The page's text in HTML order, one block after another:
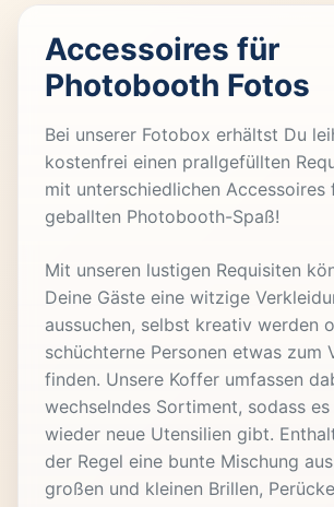
Accessoires für
Photobooth Fotos
Bei unserer Fotobox erhältst Du
kostenfrei einen prallgefüllten
mit unterschiedlichen Accessoires
geballten Photobooth-Spaß!
Mit unseren lustigen Requisiten
Deine Gäste eine witzige
aussuchen, selbst kreativ werden
schüchterne Personen etwas zum
finden. Unsere Koffer umfassen
wechselndes Sortiment, sodass
wieder neue Utensilien gibt.
der Regel eine bunte Mischung
großen und kleinen Brillen,